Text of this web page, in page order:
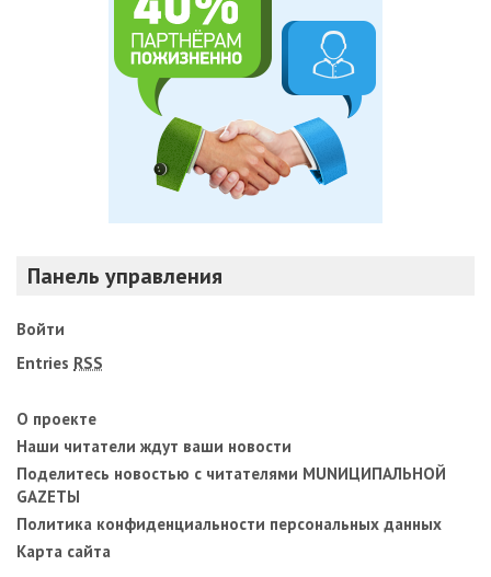
Панель управления
Войти
Entries RSS
О проекте
Наши читатели ждут ваши новости
Поделитесь новостью с читателями MUNИЦИПАЛЬНОЙ
GAZЕТЫ
Политика конфиденциальности персональных данных
Карта сайта